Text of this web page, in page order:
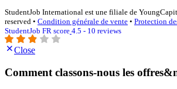
StudentJob International est une filiale de
reserved • Condition générale de vente • Protection
StudentJob FR score 4.5 - 10 reviews
Close
Comment classons-nous les